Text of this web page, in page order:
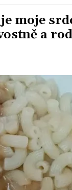
moje
a